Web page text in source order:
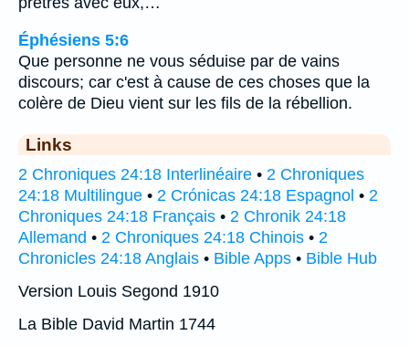
Éphésiens 5:6
Que personne ne vous séduise par de vains
discours; car c'est à cause de ces choses que la
colère de Dieu vient sur les fils de la rébellion.
Links
2 Chroniques 24:18 Interlinéaire • 2 Chroniques
24:18 Multilingue • 2 Crónicas 24:18 Espagnol • 2
Chroniques 24:18 Français • 2 Chronik 24:18
Allemand • 2 Chroniques 24:18 Chinois • 2
Chronicles 24:18 Anglais • Bible Apps • Bible Hub
Version Louis Segond 1910
La Bible David Martin 1744